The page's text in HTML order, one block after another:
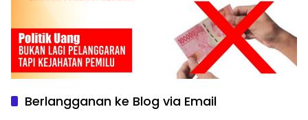
Berlangganan ke Blog via Email